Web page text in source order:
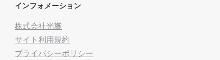
インフォメーション
株式会社光響
サイト利用規約
プライバシーポリシー